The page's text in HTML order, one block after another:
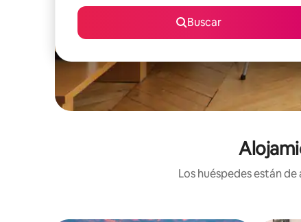
Buscar
Los huéspedes están